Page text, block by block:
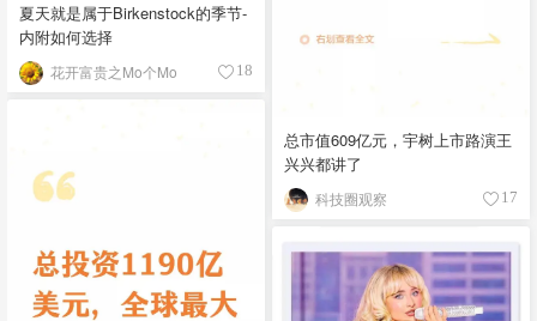
夏天就是属于Birkenstock的季节-
内附如何选择
花开富贵之Mo个Mo 18
总市值609亿元，宇树上市路演王
兴兴都讲了
科技圈观察 17